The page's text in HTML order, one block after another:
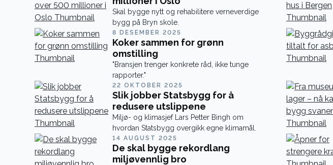
Skal bygge nytt og rehabilitere verneverdige
bygg på Bryn skole.
8 DESEMBER 2025
Koker sammen for grønn
omstilling
"Bransjen trenger konkrete råd, ikke tunge
rapporter."
22 OKTOBER 2025
Slik jobber Statsbygg for å
redusere utslippene
Miljø- og klimasjef Lars Petter Bingh om
hvordan Statsbygg overgikk egne klimamål.
14 AUGUST 2025
De skal bygge rekordlang
miljøvennlig bro